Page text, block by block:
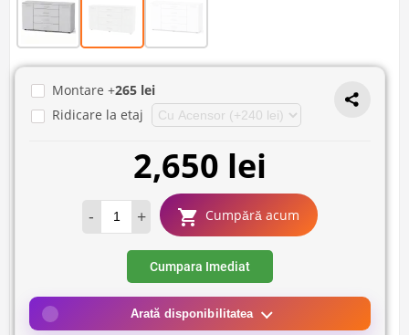
Montare +265 lei
Ridicare la etaj
2,650 lei
- + Cumpără acum
Cumpara Imediat
Arată disponibilitatea